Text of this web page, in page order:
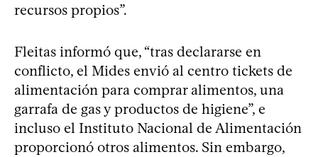
recursos propios”.
Fleitas informó que, “tras declararse en
conflicto, el Mides envió al centro tickets de
alimentación para comprar alimentos, una
garrafa de gas y productos de higiene”, e
incluso el Instituto Nacional de Alimentación
proporcionó otros alimentos. Sin embargo,